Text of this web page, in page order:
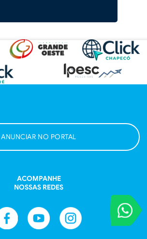
VOCÊ
Entre em
ANUNCIAR NO PORTAL
ACOMPANHE
NOSSAS REDES